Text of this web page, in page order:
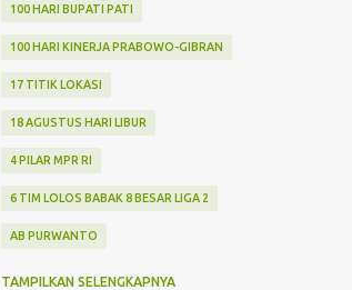
100 HARI BUPATI PATI
100 HARI KINERJA PRABOWO-GIBRAN
17 TITIK LOKASI
18 AGUSTUS HARI LIBUR
4 PILAR MPR RI
6 TIM LOLOS BABAK 8 BESAR LIGA 2
AB PURWANTO
TAMPILKAN SELENGKAPNYA